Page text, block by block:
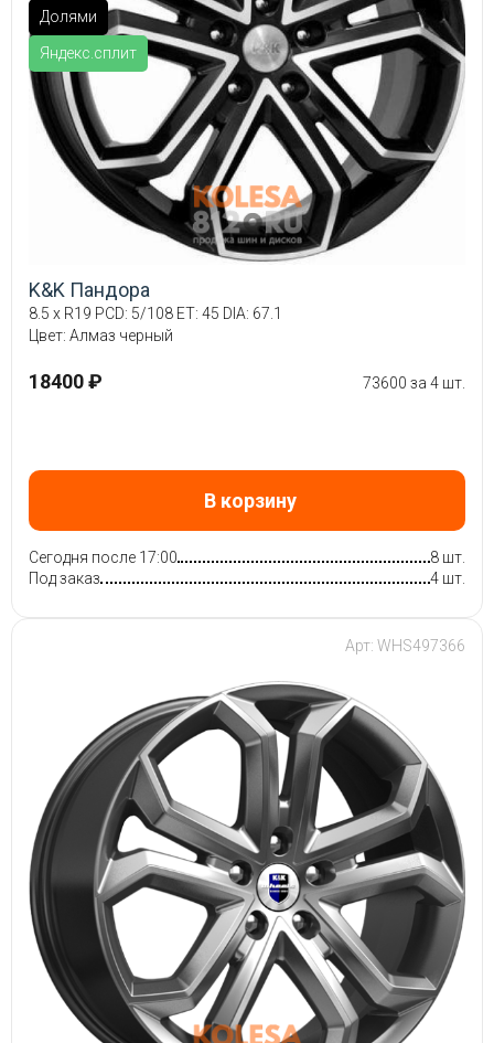
Долями
Яндекс.сплит
K&K Пандора
8.5 x R19 PCD: 5/108 ET: 45 DIA: 67.1
Цвет: Алмаз черный
18400 ₽ 73600 за 4 шт.
В корзину
Сегодня после 17:00
8 шт.
Под заказ
4 шт.
Арт: WHS497366